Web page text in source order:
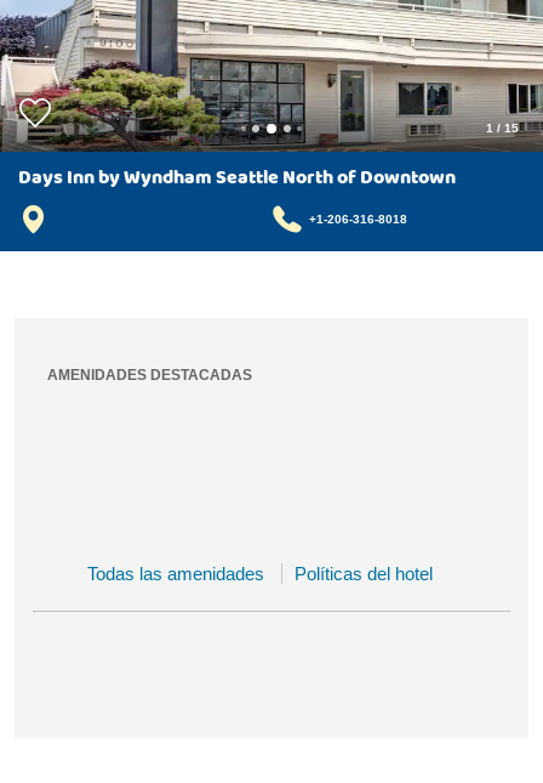
1 / 15
Days Inn by Wyndham Seattle North of Downtown
+1-206-316-8018
AMENIDADES DESTACADAS
Todas las amenidades Políticas del hotel